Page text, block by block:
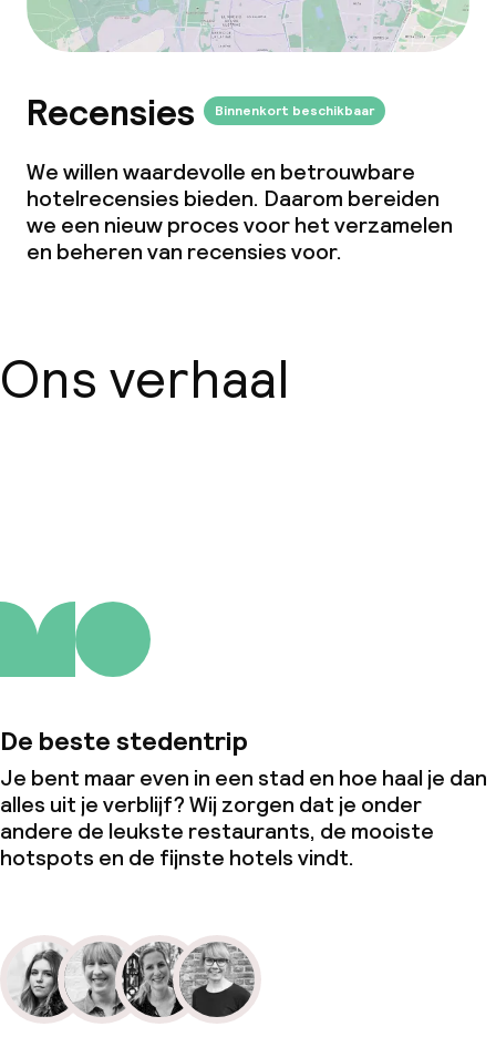
Dieetopties
Vegetarische opties
Faciliteiten en diensten voor kinderen
Babysitservice
Wasfaciliteiten (wasmachine)
Vergaderruimte
Beleid
Overal rookvrij
Recensies Binnenkort beschikbaar
We willen waardevolle en betrouwbare
hotelrecensies bieden. Daarom bereiden
we een nieuw proces voor het verzamelen
en beheren van recensies voor.
Ons verhaal
De beste stedentrip
Je bent maar even in een stad en hoe haal je dan
alles uit je verblijf? Wij zorgen dat je onder
andere de leukste restaurants, de mooiste
hotspots en de fijnste hotels vindt.